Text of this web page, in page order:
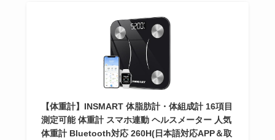
【体重計】INSMART 体脂肪計・体組成計 16項目
測定可能 体重計 スマホ連動 ヘルスメーター 人気
体重計 Bluetooth対応 260H(日本語対応APP＆取